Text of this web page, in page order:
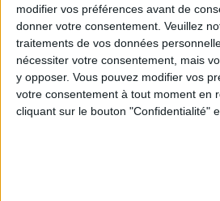
modifier vos préférences avant de
donner votre consentement. Veuillez
traitements de vos données
nécessiter votre consentement, mais
y opposer. Vous pouvez modifier vos
votre consentement à tout moment en
cliquant sur le bouton "Confidentialité"